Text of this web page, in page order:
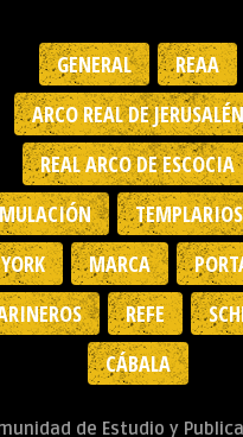
GENERAL
REAA
ARCO REAL DE JERUSALÉN
REAL ARCO DE ESCOCIA
YORK
MARCA
REFE
CÁBALA
de Estudio y